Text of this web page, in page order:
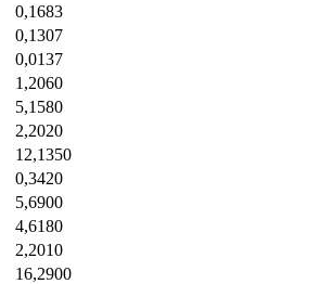
0,1683
0,1307
0,0137
1,2060
5,1580
2,2020
12,1350
0,3420
5,6900
4,6180
2,2010
16,2900